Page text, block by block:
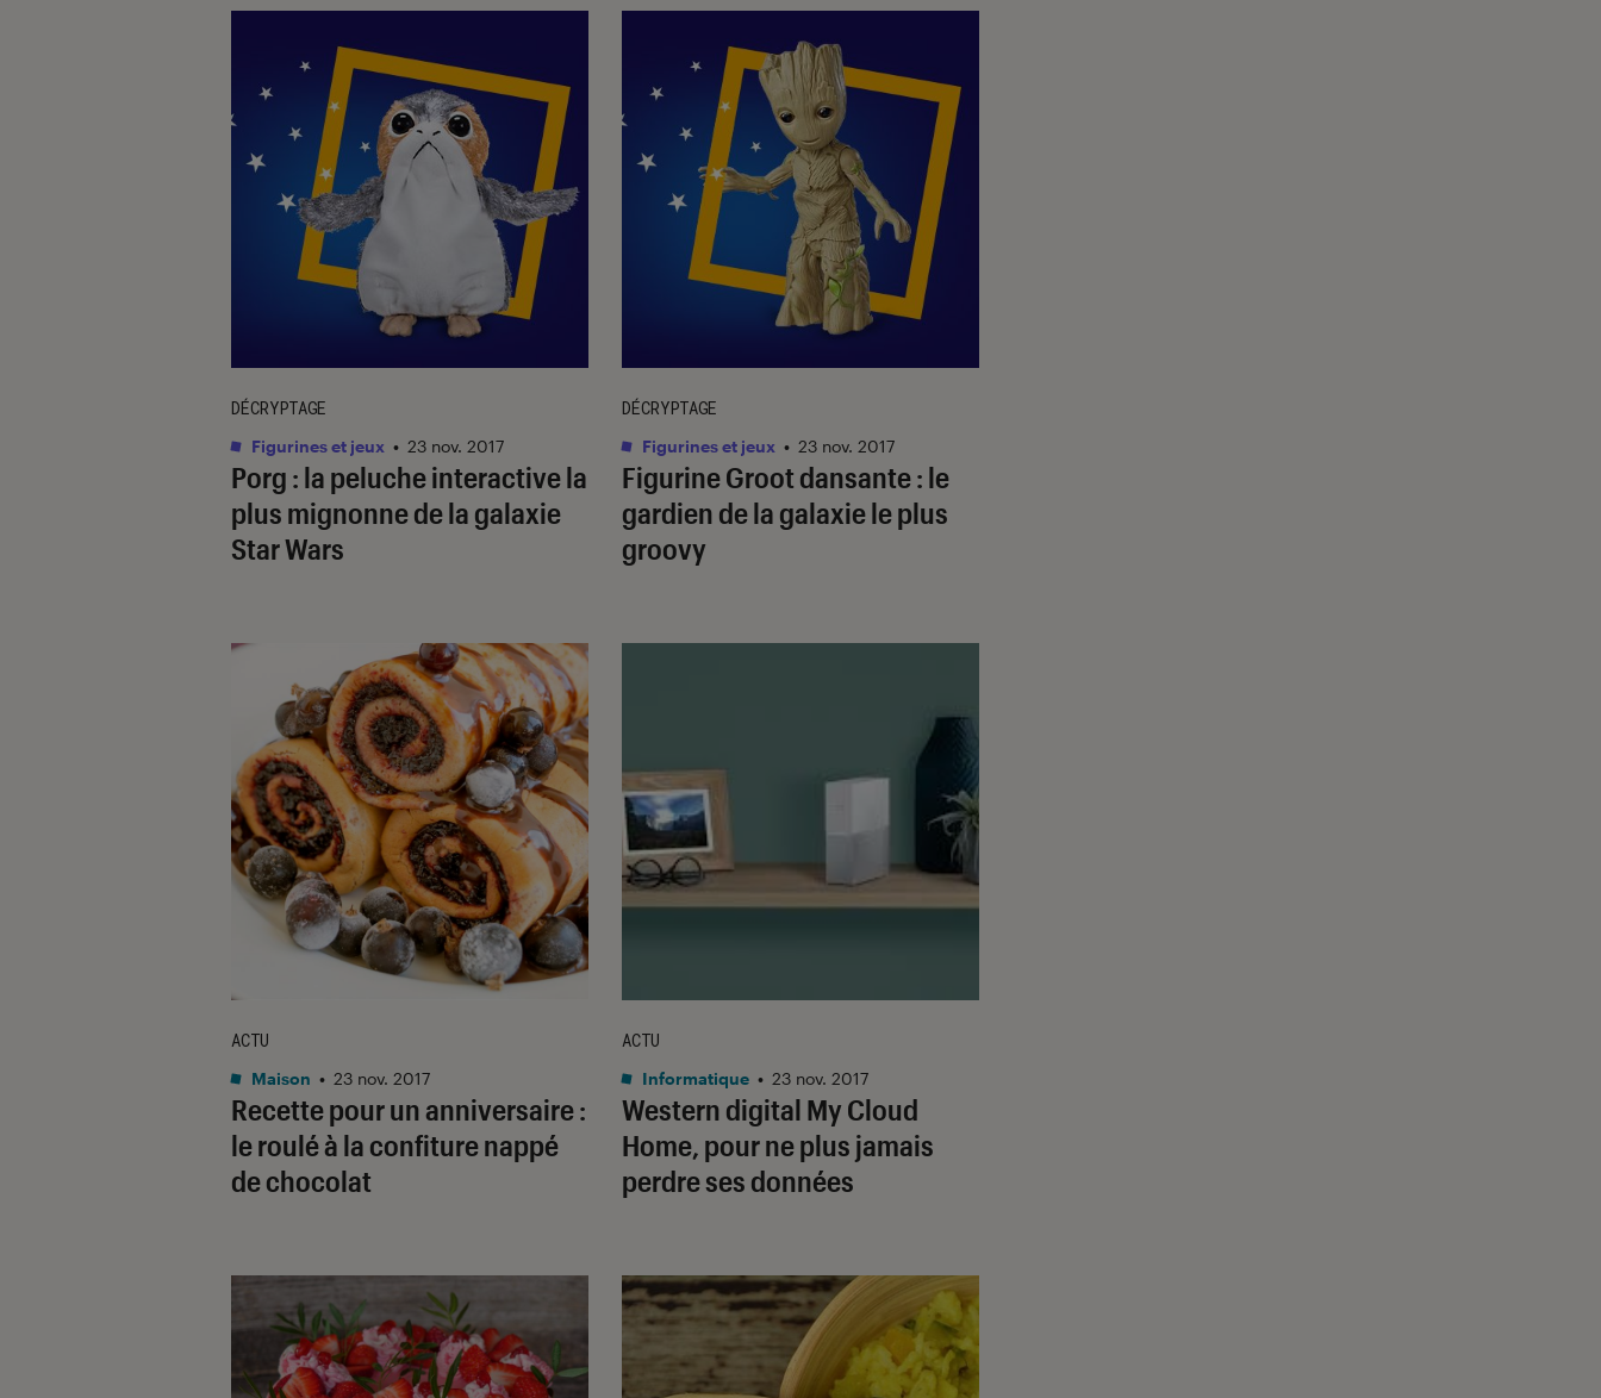
Porg : la peluche interactive la
plus mignonne de la galaxie
Star Wars
DÉCRYPTAGE
Figurines et jeux • 23 nov. 2017
Figurine Groot dansante : le
gardien de la galaxie le plus
groovy
DÉCRYPTAGE
Figurines et jeux • 23 nov. 2017
Recette pour un anniversaire :
le roulé à la confiture nappé
de chocolat
ACTU
Maison • 23 nov. 2017
Western digital My Cloud
Home, pour ne plus jamais
perdre ses données
ACTU
Informatique • 23 nov. 2017